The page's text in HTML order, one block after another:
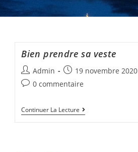
Bien prendre sa veste
Admin 19 novembre 2020
0 commentaire
Continuer La Lecture